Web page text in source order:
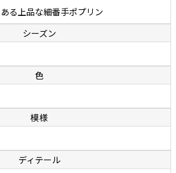
る上品な細番手ポプリン
シーズン
色
模様
ディテール